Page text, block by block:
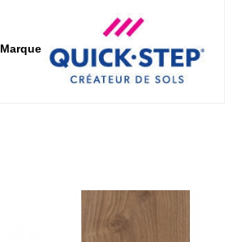
Marque